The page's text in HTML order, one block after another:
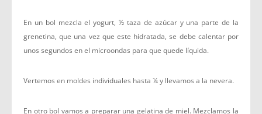
En un bol mezcla el yogurt, ½ taza de azúcar y una parte de la
grenetina, que una vez que este hidratada, se debe calentar por
unos segundos en el microondas para que quede líquida.
Vertemos en moldes individuales hasta ¼ y llevamos a la nevera.
En otro bol vamos a preparar una gelatina de miel. Mezclamos la